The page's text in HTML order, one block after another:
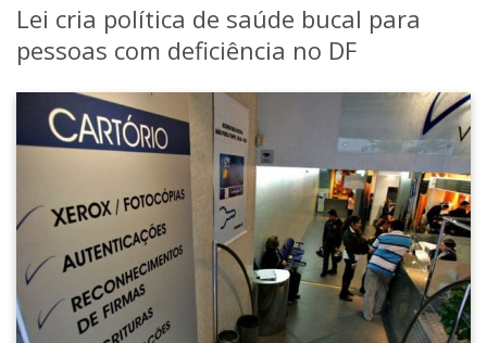
Lei cria política de saúde bucal para
pessoas com deficiência no DF